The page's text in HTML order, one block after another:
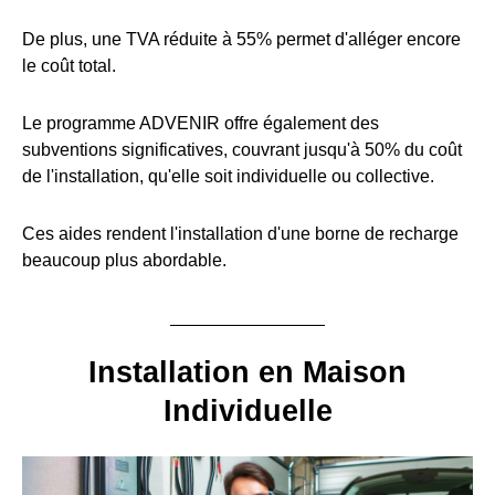
De plus, une TVA réduite à 55% permet d'alléger encore
le coût total.
Le programme ADVENIR offre également des
subventions significatives, couvrant jusqu'à 50% du coût
de l'installation, qu'elle soit individuelle ou collective.
Ces aides rendent l'installation d'une borne de recharge
beaucoup plus abordable.
Installation en Maison
Individuelle